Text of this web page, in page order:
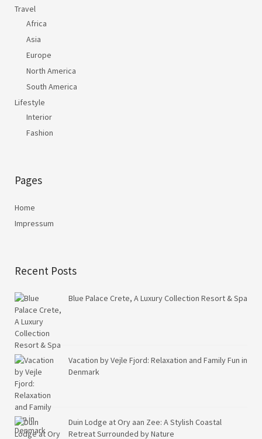
Travel
Africa
Asia
Europe
North America
South America
Lifestyle
Interior
Fashion
Pages
Home
Impressum
Recent Posts
Blue Palace Crete, A Luxury Collection Resort & Spa
Vacation by Vejle Fjord: Relaxation and Family Fun in
Denmark
Duin Lodge at Ory aan Zee: A Stylish Coastal
Retreat Surrounded by Nature